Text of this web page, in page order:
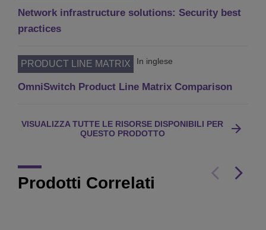
Network infrastructure solutions: Security best
practices
PRODUCT LINE MATRIX In inglese
OmniSwitch Product Line Matrix Comparison
VISUALIZZA TUTTE LE RISORSE DISPONIBILI PER
QUESTO PRODOTTO
Prodotti Correlati